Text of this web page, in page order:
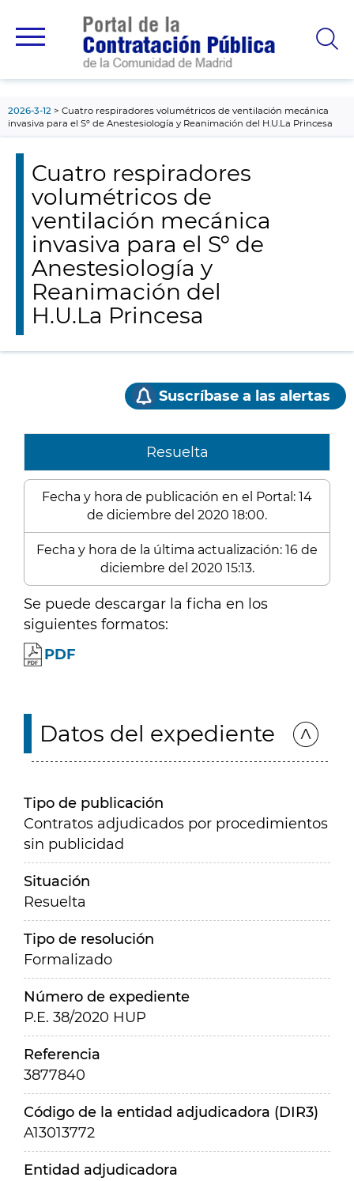
principal
2026-3-12
Cuatro respiradores volumétricos de ventilación mecánica
invasiva para el Sº de Anestesiología y Reanimación del H.U.La Princesa
Cuatro respiradores
volumétricos de
ventilación mecánica
invasiva para el Sº de
Anestesiología y
Reanimación del
H.U.La Princesa
Suscríbase a las alertas
Resuelta
Fecha y hora de publicación en el Portal: 14
de diciembre del 2020 18:00.
Fecha y hora de la última actualización: 16 de
diciembre del 2020 15:13.
Se puede descargar la ficha en los
siguientes formatos:
PDF
Datos del expediente
Tipo de publicación
Contratos adjudicados por procedimientos
sin publicidad
Situación
Resuelta
Tipo de resolución
Formalizado
Número de expediente
P.E. 38/2020 HUP
Referencia
3877840
Código de la entidad adjudicadora (DIR3)
A13013772
Entidad adjudicadora